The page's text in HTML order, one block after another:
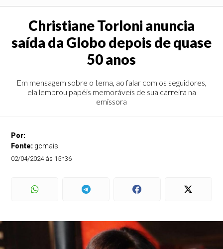
Christiane Torloni anuncia
saída da Globo depois de quase
50 anos
Em mensagem sobre o tema, ao falar com os seguidores,
ela lembrou papéis memoráveis de sua carreira na
emissora
Por:
Fonte: gcmais
02/04/2024 às 15h36